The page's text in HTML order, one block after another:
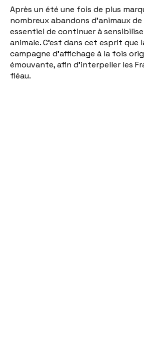
Après un été une fois de plus
nombreux abandons d’animaux
essentiel de continuer à
animale. C’est dans cet esprit que
campagne d’affichage à la fois
émouvante, afin d’interpeller les
fléau.